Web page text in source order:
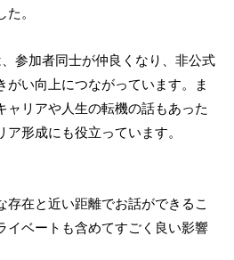
。
参加者同士が仲良くなり、非公式
がい向上につながっています。ま
ャリアや人生の転機の話もあった
ア形成にも役立っています。
存在と近い距離でお話ができるこ
イベートも含めてすごく良い影響